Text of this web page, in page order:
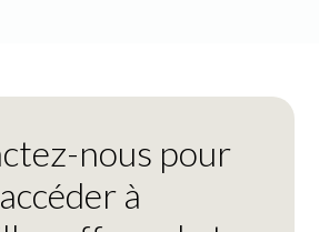
nous pour
accéder à